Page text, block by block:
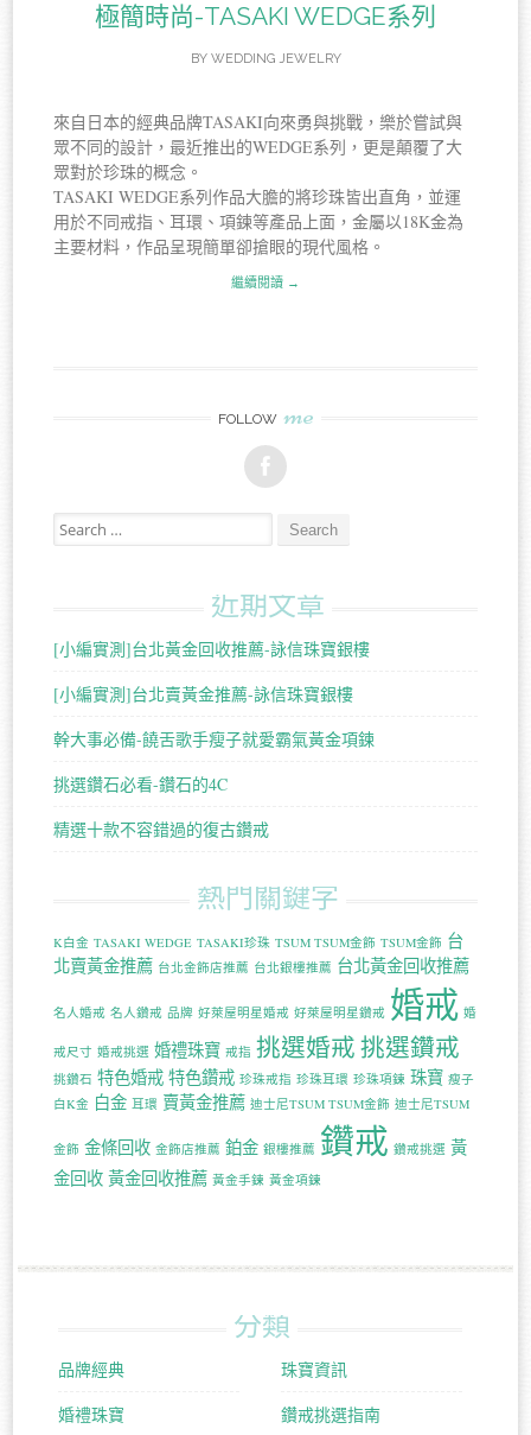
極簡時尚-TASAKI WEDGE系列
BY WEDDING JEWELRY
來自日本的經典品牌TASAKI向來勇與挑戰，樂於嘗試與
眾不同的設計，最近推出的WEDGE系列，更是顛覆了大
眾對於珍珠的概念。
TASAKI WEDGE系列作品大膽的將珍珠皆出直角，並運
用於不同戒指、耳環、項鍊等產品上面，金屬以18K金為
主要材料，作品呈現簡單卻搶眼的現代風格。
繼續閱讀 →
FOLLOW me
Search for:
近期文章
[小編實測]台北黃金回收推薦-詠信珠寶銀樓
[小編實測]台北賣黃金推薦-詠信珠寶銀樓
幹大事必備-饒舌歌手瘦子就愛霸氣黃金項鍊
挑選鑽石必看-鑽石的4C
精選十款不容錯過的復古鑽戒
熱門關鍵字
K白金 TASAKI WEDGE TASAKI珍珠 TSUM TSUM金飾 TSUM金飾 台
北賣黃金推薦 台北金飾店推薦 台北銀樓推薦 台北黃金回收推薦
名人婚戒 名人鑽戒 品牌 好萊屋明星婚戒 好萊屋明星鑽戒 婚戒 婚
戒尺寸 婚戒挑選 婚禮珠寶 戒指 挑選婚戒挑選鑽戒
挑鑽石 特色婚戒 特色鑽戒 珍珠戒指 珍珠耳環 珍珠項鍊 珠寶 瘦子
白K金 白金 耳環 賣黃金推薦 迪士尼TSUM TSUM金飾 迪士尼TSUM
金飾 金條回收 金飾店推薦 鉑金 銀樓推薦 鑽戒 鑽戒挑選 黃
金回收 黃金回收推薦 黃金手鍊 黃金項鍊
分類
品牌經典
婚禮珠寶
珠寶資訊
鑽戒挑選指南